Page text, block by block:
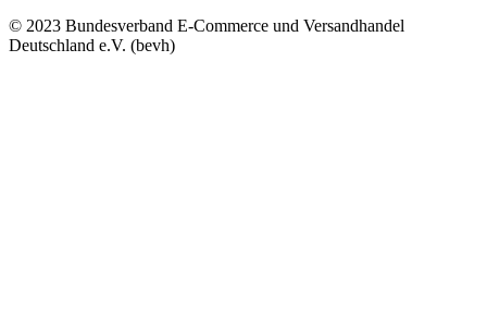
© 2023 Bundesverband E-Commerce und Versandhandel
Deutschland e.V. (bevh)